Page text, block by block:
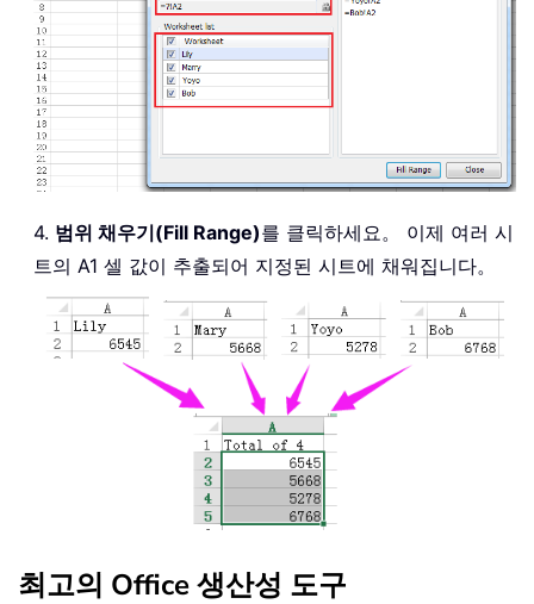
4. 범위 채우기(Fill Range)를 클릭하세요。 이제 여러 시
트의 A1 셀 값이 추출되어 지정된 시트에 채워집니다。
최고의 Office 생산성 도구